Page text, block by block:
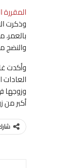
وذكرت
بالعمر،
والنضج
وأكدت
العادات
أكبر من زوجها بفارق عمر